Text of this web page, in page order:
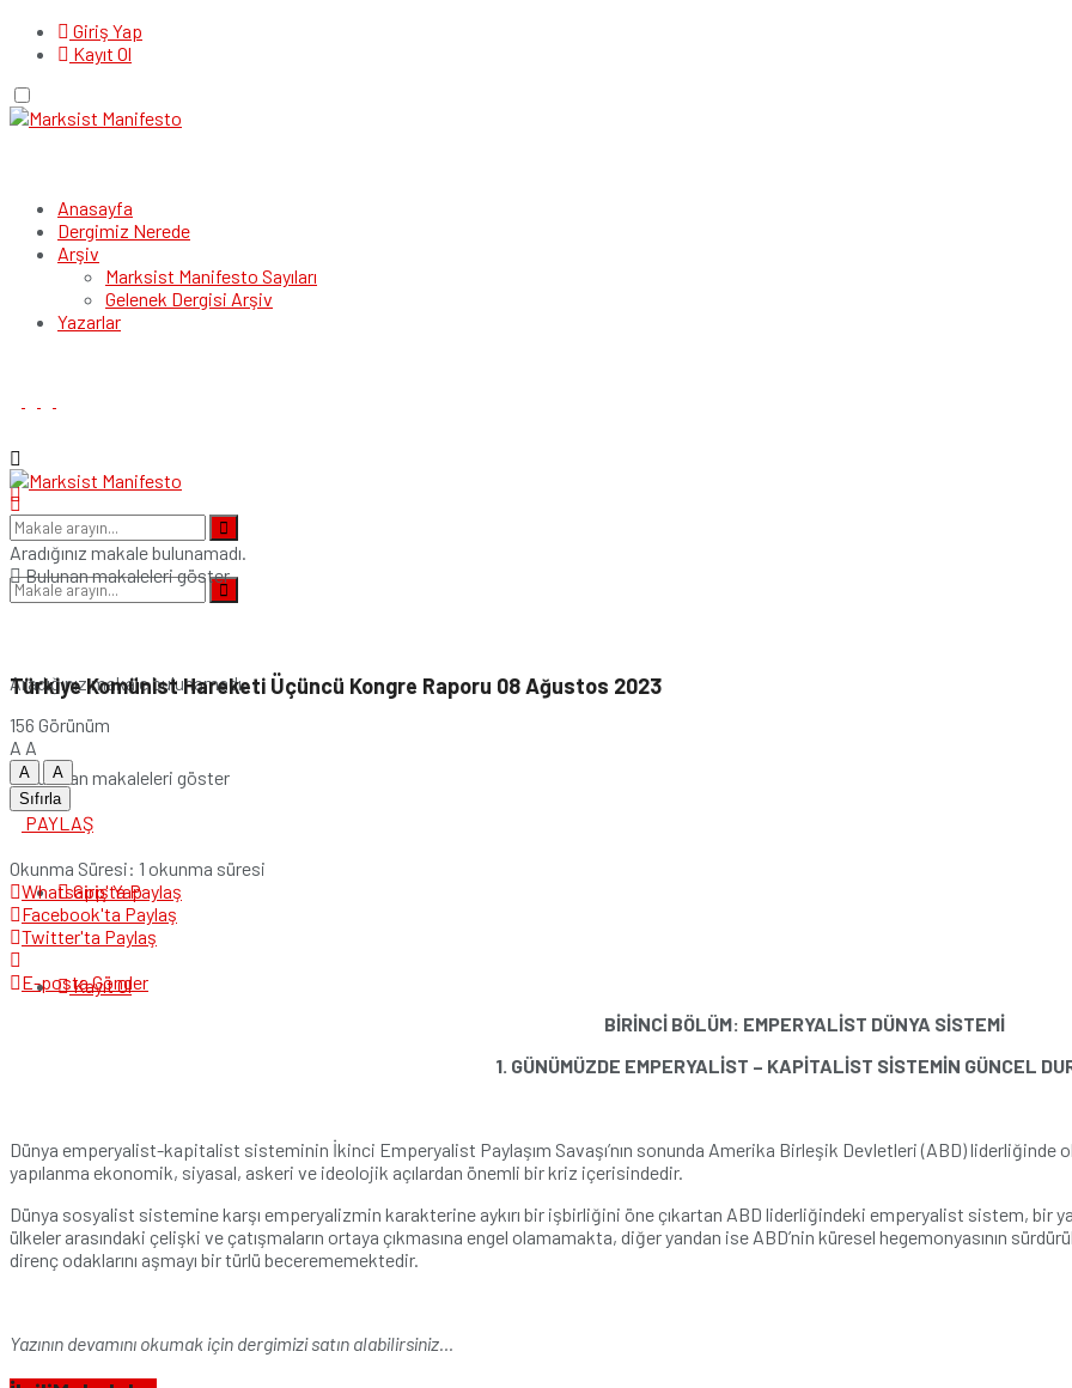
Giriş Yap
Kayıt Ol
Anasayfa
Dergimiz Nerede
Arşiv
Marksist Manifesto Sayıları
Gelenek Dergisi Arşiv
Yazarlar
Aradığınız makale bulunamadı.
Bulunan makaleleri göster
Giriş Yap
Kayıt Ol
Aradığınız makale bulunamadı.
Bulunan makaleleri göster
Türkiye Komünist Hareketi Üçüncü Kongre Raporu 08 Ağustos 2023
156 Görünüm
A A
A
A
Sıfırla
PAYLAŞ
Okunma Süresi: 1 okunma süresi
Whatsapp'ta Paylaş
Facebook'ta Paylaş
Twitter'ta Paylaş
E-posta Gönder
BİRİNCİ BÖLÜM: EMPERYALİST DÜNYA SİSTEMİ
1. GÜNÜMÜZDE EMPERYALİST – KAPİTALİST SİSTEMİN GÜNCEL
Dünya emperyalist-kapitalist sisteminin İkinci Emperyalist Paylaşım Savaşı’nın sonunda Amerika Birleşik Devletleri (ABD) liderliğinde
yapılanma ekonomik, siyasal, askeri ve ideolojik açılardan önemli bir kriz içerisindedir.
Dünya sosyalist sistemine karşı emperyalizmin karakterine aykırı bir işbirliğini öne çıkartan ABD liderliğindeki emperyalist sistem, bir
ülkeler arasındaki çelişki ve çatışmaların ortaya çıkmasına engel olamamakta, diğer yandan ise ABD’nin küresel hegemonyasının
direnç odaklarını aşmayı bir türlü becerememektedir.
Yazının devamını okumak için dergimizi satın alabilirsiniz…